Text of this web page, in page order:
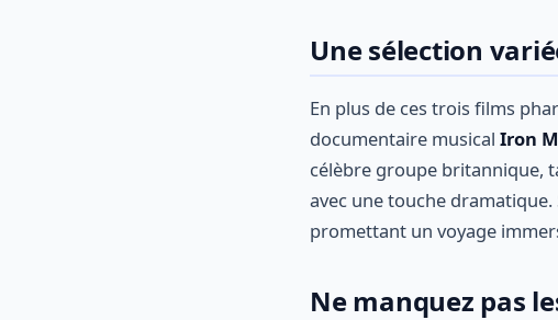
Une sélection
En plus de ces trois films
documentaire musical Iron
célèbre groupe britannique,
avec une touche
promettant un voyage
Ne manquez pas